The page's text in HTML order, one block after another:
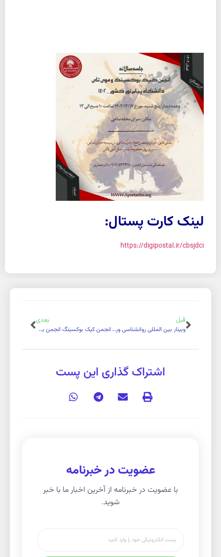
لینک کارت پستال:
https://digipostal.ir/cbsjdci
قبل
وبینار بین المللی روانشناسی ورزشی 1402/10/29
بعدی
انجمن کیک بوکسینگ انجمن برتر سال 1402 پیام نور
اشتراک گذاری این پست
عضویت در خبرنامه
با عضویت در خبرنامه از آخرین اخبار ما با خبر
شوید.